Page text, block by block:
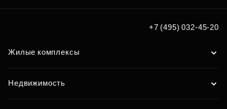
+7 (495) 032-45-20
Жилые комплексы
Недвижимость